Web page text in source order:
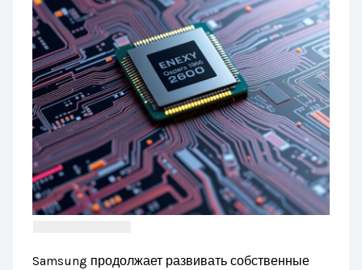
Samsung продолжает развивать собственные